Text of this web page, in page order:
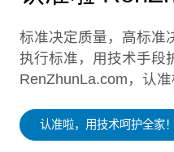
标准决定质量，高标准
执行标准，用技术手段
RenZhunLa.com，认准
认准啦，用技术呵护全家！